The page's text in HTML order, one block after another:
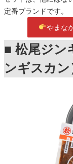
定番ブランドです。
やまな
■ 松尾ジン
ンギスカン